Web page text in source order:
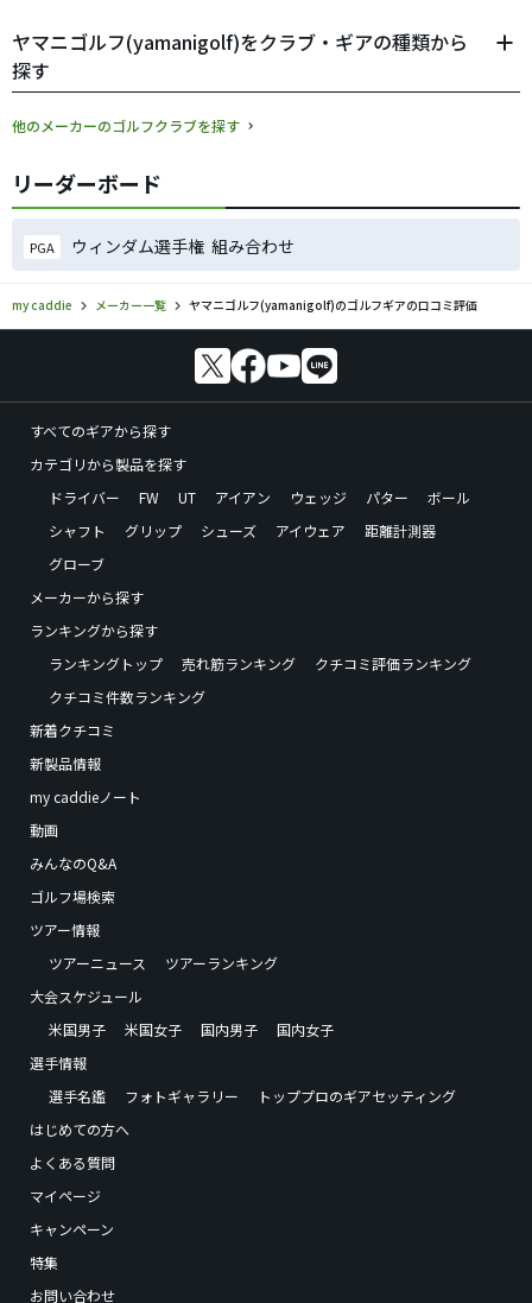
ヤマニゴルフ(yamanigolf)をクラブ・ギアの種類から
探す
他のメーカーのゴルフクラブを探す
リーダーボード
PGA ウィンダム選手権 組み合わせ
my caddie メーカー一覧 ヤマニゴルフ(yamanigolf)のゴルフギアの口コミ評価
すべてのギアから探す
カテゴリから製品を探す
ドライバー
FW UT アイアン ウェッジ パター
ボール
シャフト
グリップ シューズ アイウェア
距離計測器
グローブ
メーカーから探す
ランキングから探す
ランキングトップ
売れ筋ランキング
クチコミ評価ランキング
クチコミ件数ランキング
新着クチコミ
新製品情報
my caddieノート
動画
みんなのQ&A
ゴルフ場検索
ツアー情報
ツアーニュース
ツアーランキング
大会スケジュール
米国男子
米国女子 国内男子
国内女子
選手情報
選手名鑑
フォトギャラリー
トッププロのギアセッティング
はじめての方へ
よくある質問
マイページ
キャンペーン
特集
お問い合わせ